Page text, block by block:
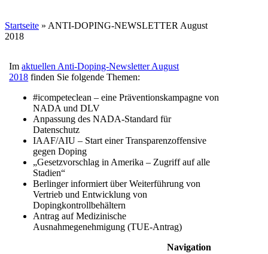
Startseite » ANTI-DOPING-NEWSLETTER August
2018
Imaktuellen Anti-Doping-Newsletter August
2018 finden Sie folgende Themen:
#icompeteclean – eine Präventionskampagne von
NADA und DLV
Anpassung des NADA-Standard für
Datenschutz
IAAF/AIU – Start einer Transparenzoffensive
gegen Doping
„Gesetzvorschlag in Amerika – Zugriff auf alle
Stadien“
Berlinger informiert über Weiterführung von
Vertrieb und Entwicklung von
Dopingkontrollbehältern
Antrag auf Medizinische
Ausnahmegenehmigung (TUE-Antrag)
Navigation